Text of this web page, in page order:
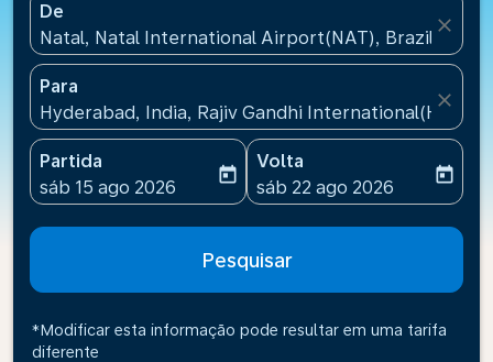
De
Natal, Natal International Airport(NAT), Brazil
close
Para
Hyderabad, India, Rajiv Gandhi International(HYD),
close
Partida
fc-booking-departure-date-aria-label
sáb 15 ago 2026
today
Volta
fc-booking-return-date-
sáb 22 ago 2026
today
Pesquisar
*Modificar esta informação pode resultar em uma tarifa
diferente